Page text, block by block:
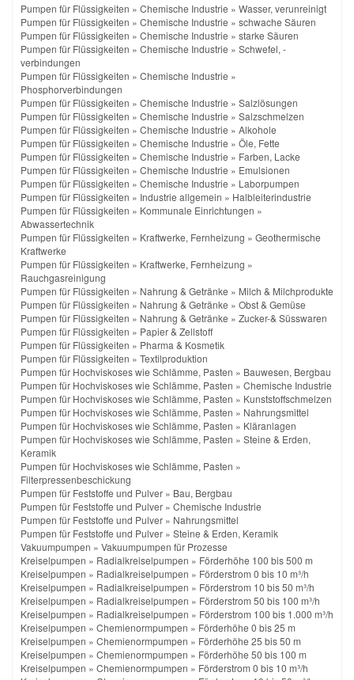
Pumpen für Flüssigkeiten » Chemische Industrie » Wasser, verunreinigt
Pumpen für Flüssigkeiten » Chemische Industrie » schwache Säuren
Pumpen für Flüssigkeiten » Chemische Industrie » starke Säuren
Pumpen für Flüssigkeiten » Chemische Industrie » Schwefel, -
verbindungen
Pumpen für Flüssigkeiten » Chemische Industrie »
Phosphorverbindungen
Pumpen für Flüssigkeiten » Chemische Industrie » Salzlösungen
Pumpen für Flüssigkeiten » Chemische Industrie » Salzschmelzen
Pumpen für Flüssigkeiten » Chemische Industrie » Alkohole
Pumpen für Flüssigkeiten » Chemische Industrie » Öle, Fette
Pumpen für Flüssigkeiten » Chemische Industrie » Farben, Lacke
Pumpen für Flüssigkeiten » Chemische Industrie » Emulsionen
Pumpen für Flüssigkeiten » Chemische Industrie » Laborpumpen
Pumpen für Flüssigkeiten » Industrie allgemein » Halbleiterindustrie
Pumpen für Flüssigkeiten » Kommunale Einrichtungen »
Abwassertechnik
Pumpen für Flüssigkeiten » Kraftwerke, Fernheizung » Geothermische
Kraftwerke
Pumpen für Flüssigkeiten » Kraftwerke, Fernheizung »
Rauchgasreinigung
Pumpen für Flüssigkeiten » Nahrung & Getränke » Milch & Milchprodukte
Pumpen für Flüssigkeiten » Nahrung & Getränke » Obst & Gemüse
Pumpen für Flüssigkeiten » Nahrung & Getränke » Zucker-& Süsswaren
Pumpen für Flüssigkeiten » Papier & Zellstoff
Pumpen für Flüssigkeiten » Pharma & Kosmetik
Pumpen für Flüssigkeiten » Textilproduktion
Pumpen für Hochviskoses wie Schlämme, Pasten » Bauwesen, Bergbau
Pumpen für Hochviskoses wie Schlämme, Pasten » Chemische Industrie
Pumpen für Hochviskoses wie Schlämme, Pasten » Kunststoffschmelzen
Pumpen für Hochviskoses wie Schlämme, Pasten » Nahrungsmittel
Pumpen für Hochviskoses wie Schlämme, Pasten » Kläranlagen
Pumpen für Hochviskoses wie Schlämme, Pasten » Steine & Erden,
Keramik
Pumpen für Hochviskoses wie Schlämme, Pasten »
Filterpressenbeschickung
Pumpen für Feststoffe und Pulver » Bau, Bergbau
Pumpen für Feststoffe und Pulver » Chemische Industrie
Pumpen für Feststoffe und Pulver » Nahrungsmittel
Pumpen für Feststoffe und Pulver » Steine & Erden, Keramik
Vakuumpumpen » Vakuumpumpen für Prozesse
Kreiselpumpen » Radialkreiselpumpen » Förderhöhe 100 bis 500 m
Kreiselpumpen » Radialkreiselpumpen » Förderstrom 0 bis 10 m³/h
Kreiselpumpen » Radialkreiselpumpen » Förderstrom 10 bis 50 m³/h
Kreiselpumpen » Radialkreiselpumpen » Förderstrom 50 bis 100 m³/h
Kreiselpumpen » Radialkreiselpumpen » Förderstrom 100 bis 1.000 m³/h
Kreiselpumpen » Chemienormpumpen » Förderhöhe 0 bis 25 m
Kreiselpumpen » Chemienormpumpen » Förderhöhe 25 bis 50 m
Kreiselpumpen » Chemienormpumpen » Förderhöhe 50 bis 100 m
Kreiselpumpen » Chemienormpumpen » Förderstrom 0 bis 10 m³/h